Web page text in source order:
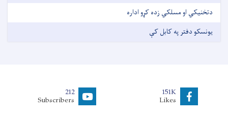
دتخنیکي او مسلکي زده کړو اداره
یونسکو دفتر په کابل کې
151K
Likes
212
Subscribers